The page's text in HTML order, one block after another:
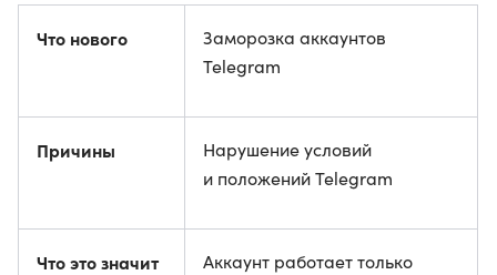
Что нового
Заморозка аккаунтов
Telegram
Причины
Нарушение условий
и положений Telegram
Что это значит
Аккаунт работает только